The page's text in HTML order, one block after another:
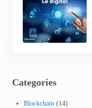
Categories
Blockchain (14)